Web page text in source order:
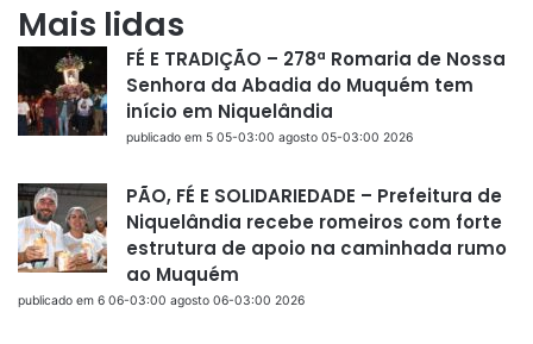
Mais lidas
FÉ E TRADIÇÃO – 278ª Romaria de Nossa
Senhora da Abadia do Muquém tem
início em Niquelândia
publicado em 5 05-03:00 agosto 05-03:00 2026
PÃO, FÉ E SOLIDARIEDADE – Prefeitura de
Niquelândia recebe romeiros com forte
estrutura de apoio na caminhada rumo
ao Muquém
publicado em 6 06-03:00 agosto 06-03:00 2026